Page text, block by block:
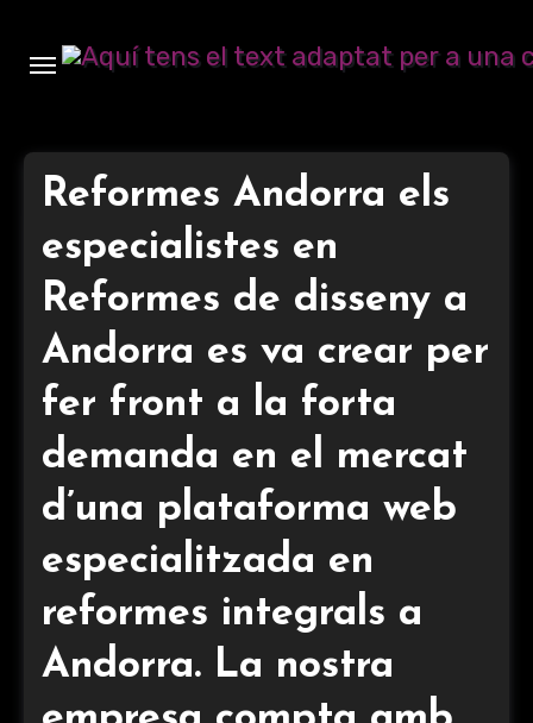
contenido
Reformes Andorra els
especialistes en
Reformes de disseny a
Andorra es va crear per
fer front a la forta
demanda en el mercat
d’una plataforma web
especialitzada en
reformes integrals a
Andorra. La nostra